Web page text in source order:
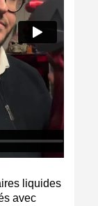
liquides
avec